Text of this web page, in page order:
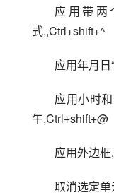
应用带两
式,,Ctrl+shift+^
应用年月日
应用小时
午,Ctrl+shift+@
应用外边
取消选定单